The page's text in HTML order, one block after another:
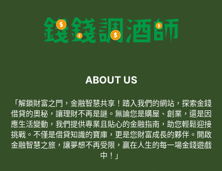
ABOUT US
「解鎖財富之門，金融智慧共享！踏入我們的網站，探索金錢
借貸的奧秘，讓理財不再是謎。無論您是購屋、創業，還是因
應生活變動，我們提供專業且貼心的金融指南，助您輕鬆迎接
挑戰。不僅是借貸知識的寶庫，更是您財富成長的夥伴。開啟
金融智慧之旅，讓夢想不再受限，贏在人生的每一場金錢遊戲
中！」